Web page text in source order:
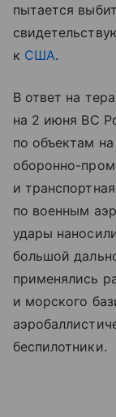
пытается
к США.
В ответ на
на 2 июня ВС
по объектам
оборонно-
и
по военным
удары
большой
применялись
и морского
беспилотники.